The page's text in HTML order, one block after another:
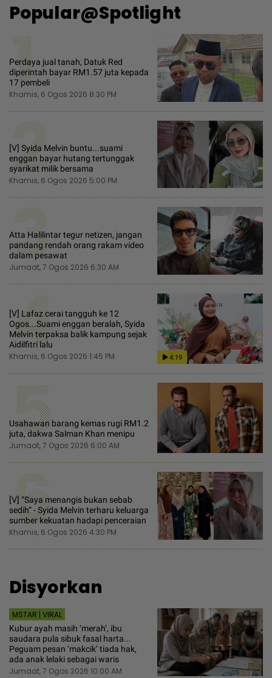
Popular@Spotlight
1
Perdaya jual tanah, Datuk Red
diperintah bayar RM1.57 juta kepada
17 pembeli
Khamis, 6 Ogos 2026 8:30 PM
2
[V] Syida Melvin buntu...suami
enggan bayar hutang tertunggak
syarikat milik bersama
Khamis, 6 Ogos 2026 5:00 PM
3
Atta Halilintar tegur netizen, jangan
pandang rendah orang rakam video
dalam pesawat
Jumaat, 7 Ogos 2026 6:30 AM
4
[V] Lafaz cerai tangguh ke 12
Ogos...Suami enggan beralah, Syida
Melvin terpaksa balik kampung sejak
Aidilfitri lalu
Khamis, 6 Ogos 2026 1:45 PM 4:19
5
Usahawan barang kemas rugi RM1.2
juta, dakwa Salman Khan menipu
Jumaat, 7 Ogos 2026 6:00 AM
6
[V] “Saya menangis bukan sebab
sedih“ - Syida Melvin terharu keluarga
sumber kekuatan hadapi penceraian
Khamis, 6 Ogos 2026 4:30 PM
Disyorkan
MSTAR | VIRAL
Kubur ayah masih ‘merah’, ibu
saudara pula sibuk fasal harta...
Peguam pesan ‘makcik’ tiada hak,
ada anak lelaki sebagai waris
Jumaat, 7 Ogos 2026 10:00 AM